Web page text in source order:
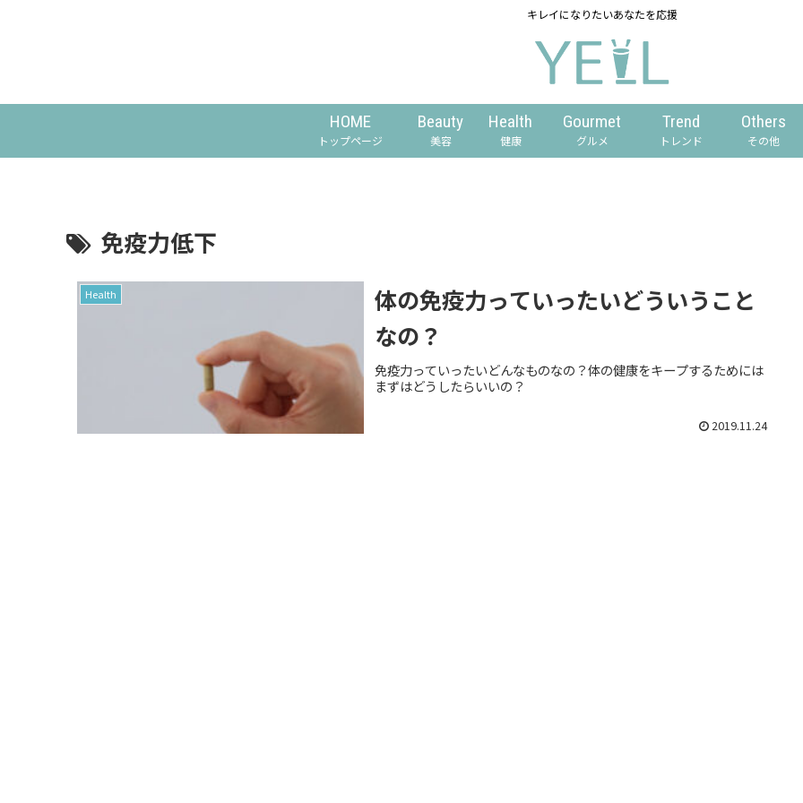
キレイになりたいあなたを応援
HOME
トップページ
Beauty
美容
Health
健康
Gourmet
グルメ
Trend
トレンド
Others
その他
免疫力低下
Health
体の免疫力っていったいどういうこと
なの？
免疫力っていったいどんなものなの？体の健康をキープするためには
まずはどうしたらいいの？
2019.11.24